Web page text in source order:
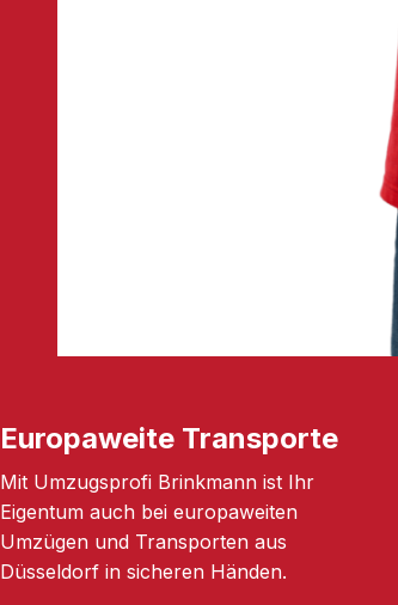
Europaweite Transporte
Mit Umzugsprofi Brinkmann ist Ihr
Eigentum auch bei europaweiten
Umzügen und Transporten aus
Düsseldorf in sicheren Händen.